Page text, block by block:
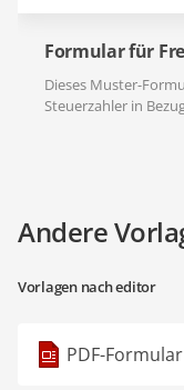
Formular für
Dieses Muster-
Steuerzahler in
Andere
Vorlagen nach editor
PDF-Formular